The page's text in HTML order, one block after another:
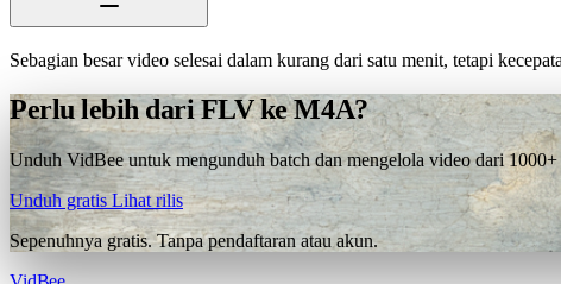
Sebagian besar video selesai dalam kurang dari satu menit, tetapi
Perlu lebih dari FLV ke M4A?
Unduh VidBee untuk mengunduh batch dan mengelola video dari
Unduh gratis Lihat rilis
Sepenuhnya gratis. Tanpa pendaftaran atau akun.